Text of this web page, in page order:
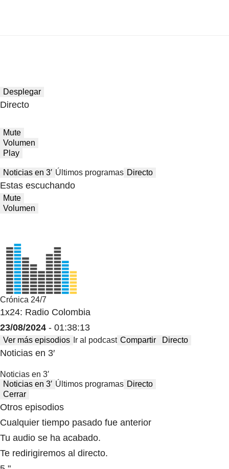
Desplegar
Directo
Mute
Volumen
Play
Noticias en 3′ Últimos programas Directo
Estas escuchando
Mute
Volumen
Crónica 24/7
1x24: Radio Colombia
23/08/2024 - 01:38:13
Ver más episodios Ir al podcast Compartir Directo
Noticias en 3′
Noticias en 3′
Noticias en 3′ Últimos programas Directo
Cerrar
Otros episodios
Cualquier tiempo pasado fue anterior
Tu audio se ha acabado.
Te redirigiremos al directo.